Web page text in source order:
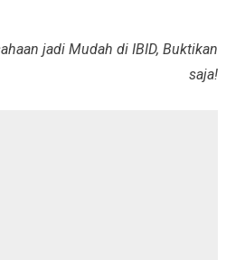
jadi Mudah di IBID, Buktikan
saja!